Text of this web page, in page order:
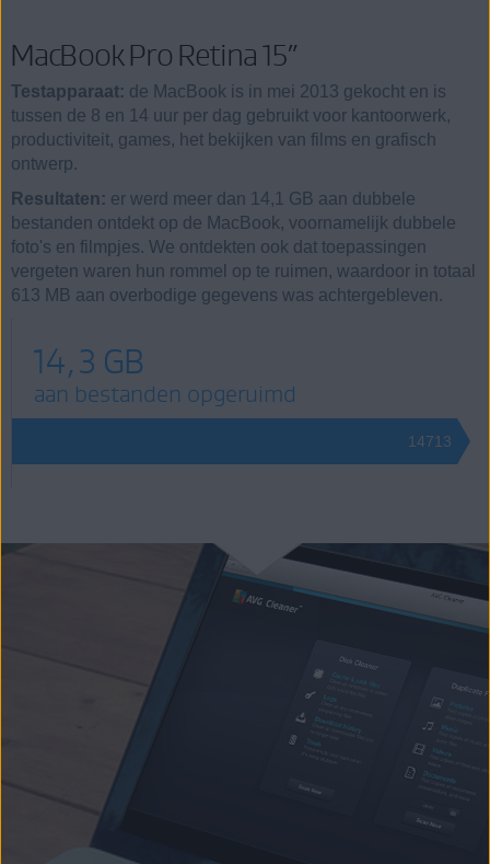
MacBook Pro Retina 15”
Testapparaat: de MacBook is in mei 2013 gekocht en is
tussen de 8 en 14 uur per dag gebruikt voor kantoorwerk,
productiviteit, games, het bekijken van films en grafisch
ontwerp.
Resultaten: er werd meer dan 14,1 GB aan dubbele
bestanden ontdekt op de MacBook, voornamelijk dubbele
foto's en filmpjes. We ontdekten ook dat toepassingen
vergeten waren hun rommel op te ruimen, waardoor in totaal
613 MB aan overbodige gegevens was achtergebleven.
14,3 GB
aan bestanden opgeruimd
14713